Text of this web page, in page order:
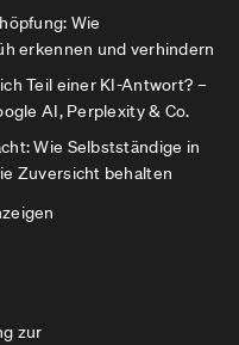
Wie
erkennen und verhindern
Teil einer KI-Antwort? –
AI, Perplexity & Co.
Wie Selbstständige in
Zuversicht behalten
zur